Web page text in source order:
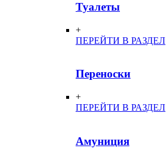
Туалеты
+
ПЕРЕЙТИ В РАЗДЕЛ
Переноски
+
ПЕРЕЙТИ В РАЗДЕЛ
Амуниция